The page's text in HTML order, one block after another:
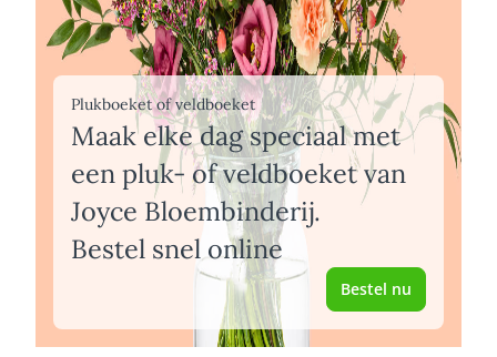
Plukboeket of veldboeket
Maak elke dag speciaal met
een pluk- of veldboeket van
Joyce Bloembinderij.
Bestel snel online
Bestel nu